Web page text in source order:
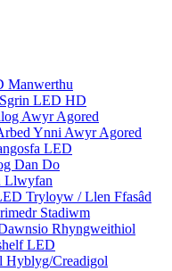
Manwerthu
LED HD
Awyr Agored
Ynni Awyr Agored
LED
Dan Do
Llwyfan
Tryloyw / Llen Ffasâd
Stadiwm
Rhyngweithiol
LED
Hyblyg/Creadigol